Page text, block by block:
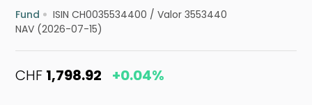
Fund ISIN CH0035534400 /Valor 3553440
NAV (2026-07-15)
CHF 1,798.92 +0.04%